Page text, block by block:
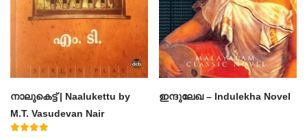
നാലുകെട്ട് | Naalukettu by
M.T. Vasudevan Nair
ഇന്ദുലേഖ – Indulekha Novel